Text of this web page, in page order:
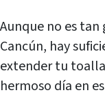
Aunque no es
Cancún, hay
extender tu
hermoso día en